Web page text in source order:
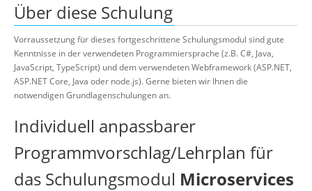
Über diese Schulung
Vorraussetzung für dieses fortgeschrittene Schulungsmodul sind gute
Kenntnisse in der verwendeten Programmiersprache (z.B. C#, Java,
JavaScript, TypeScript) und dem verwendeten Webframework (ASP.NET,
ASP.NET Core, Java oder node.js). Gerne bieten wir Ihnen die
notwendigen Grundlagenschulungen an.
Individuell anpassbarer
Programmvorschlag/Lehrplan für
das Schulungsmodul Microservices